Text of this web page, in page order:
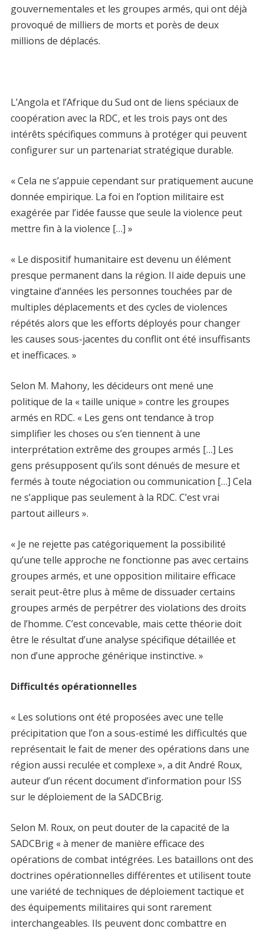
gouvernementales et les groupes armés, qui ont déjà
provoqué de milliers de morts et porès de deux
millions de déplacés.
L’Angola et l’Afrique du Sud ont de liens spéciaux de
coopération avec la RDC, et les trois pays ont des
intérêts spécifiques communs à protéger qui peuvent
configurer sur un partenariat stratégique durable.
« Cela ne s’appuie cependant sur pratiquement aucune
donnée empirique. La foi en l’option militaire est
exagérée par l’idée fausse que seule la violence peut
mettre fin à la violence […] »
« Le dispositif humanitaire est devenu un élément
presque permanent dans la région. Il aide depuis une
vingtaine d’années les personnes touchées par de
multiples déplacements et des cycles de violences
répétés alors que les efforts déployés pour changer
les causes sous-jacentes du conflit ont été insuffisants
et inefficaces. »
Selon M. Mahony, les décideurs ont mené une
politique de la « taille unique » contre les groupes
armés en RDC. « Les gens ont tendance à trop
simplifier les choses ou s’en tiennent à une
interprétation extrême des groupes armés […] Les
gens présupposent qu’ils sont dénués de mesure et
fermés à toute négociation ou communication […] Cela
ne s’applique pas seulement à la RDC. C’est vrai
partout ailleurs ».
« Je ne rejette pas catégoriquement la possibilité
qu’une telle approche ne fonctionne pas avec certains
groupes armés, et une opposition militaire efficace
serait peut-être plus à même de dissuader certains
groupes armés de perpétrer des violations des droits
de l’homme. C’est concevable, mais cette théorie doit
être le résultat d’une analyse spécifique détaillée et
non d’une approche générique instinctive. »
Difficultés opérationnelles
« Les solutions ont été proposées avec une telle
précipitation que l’on a sous-estimé les difficultés que
représentait le fait de mener des opérations dans une
région aussi reculée et complexe », a dit André Roux,
auteur d’un récent document d’information pour ISS
sur le déploiement de la SADCBrig.
Selon M. Roux, on peut douter de la capacité de la
SADCBrig « à mener de manière efficace des
opérations de combat intégrées. Les bataillons ont des
doctrines opérationnelles différentes et utilisent toute
une variété de techniques de déploiement tactique et
des équipements militaires qui sont rarement
interchangeables. Ils peuvent donc combattre en